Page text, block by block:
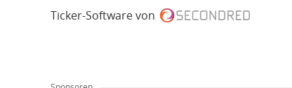
Ticker-Software von